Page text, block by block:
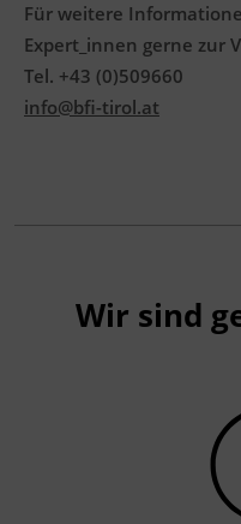
Für weitere
Expert_innen gerne zur
Tel. +43 (0)509660
info@bfi-tirol.at
Wir sind